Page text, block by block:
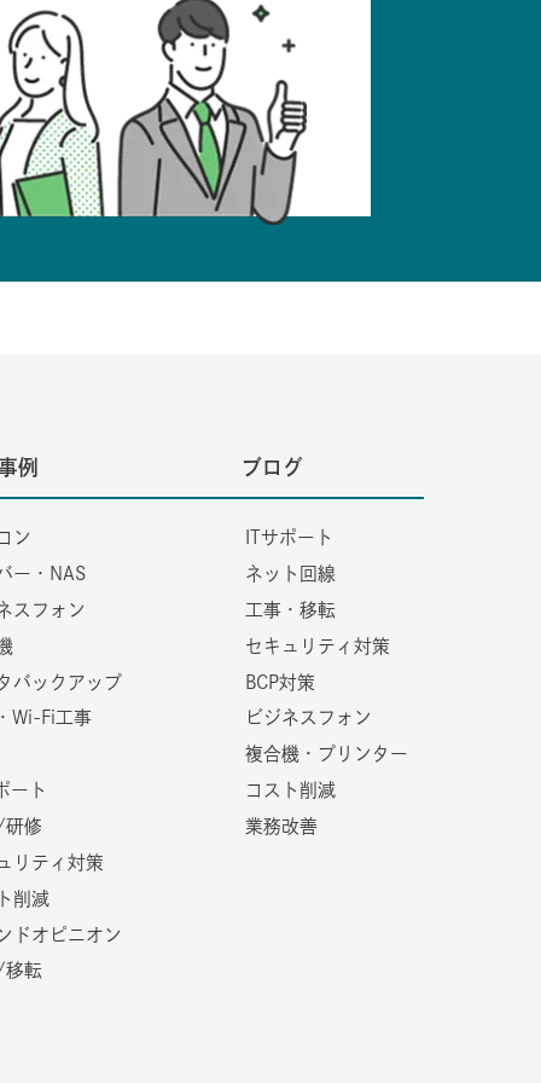
例 ブログ
ン
ー・NAS
スフォン
バックアップ
Wi-Fi工事
ート
修
リティ対策
削減
ドオピニオン
転
ITサポート
ネット回線
工事・移転
セキュリティ対策
BCP対策
ビジネスフォン
複合機・プリンター
コスト削減
業務改善